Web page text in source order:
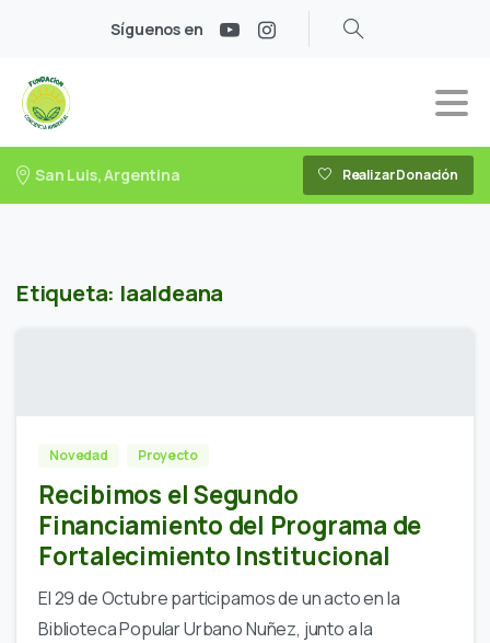
Síguenos en
San Luis, Argentina Realizar Donación
Etiqueta: laaldeana
Novedad Proyecto
Recibimos el Segundo
Financiamiento del Programa de
Fortalecimiento Institucional
El 29 de Octubre participamos de un acto en la
Biblioteca Popular Urbano Nuñez, junto a la